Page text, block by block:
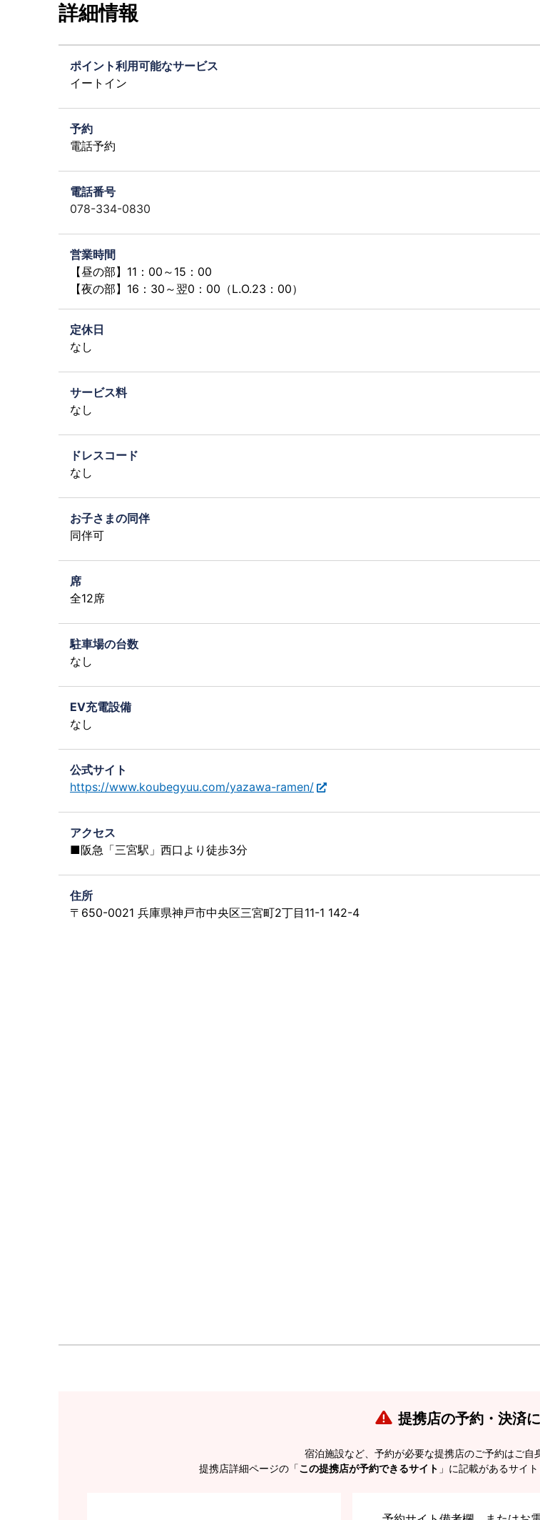
詳細情報
ポイント利用可能なサービス
イートイン
予約
電話予約
電話番号
078-334-0830
営業時間
【昼の部】11：00～15：00
【夜の部】16：30～翌0：00（L.O.23：00）
定休日
なし
サービス料
なし
ドレスコード
なし
お子さまの同伴
同伴可
席
全12席
駐車場の台数
なし
EV充電設備
なし
公式サイト
https://www.koubegyuu.com/yazawa-ramen/
アクセス
■阪急「三宮駅」西口より徒歩3分
住所
〒650-0021 兵庫県神戸市中央区三宮町2丁目11-1 142-4
提携店の予約・決済
宿泊施設など、予約が必要な提携店のご予約はご自
提携店詳細ページの「この提携店が予約できるサイト 」に記載があるサイ